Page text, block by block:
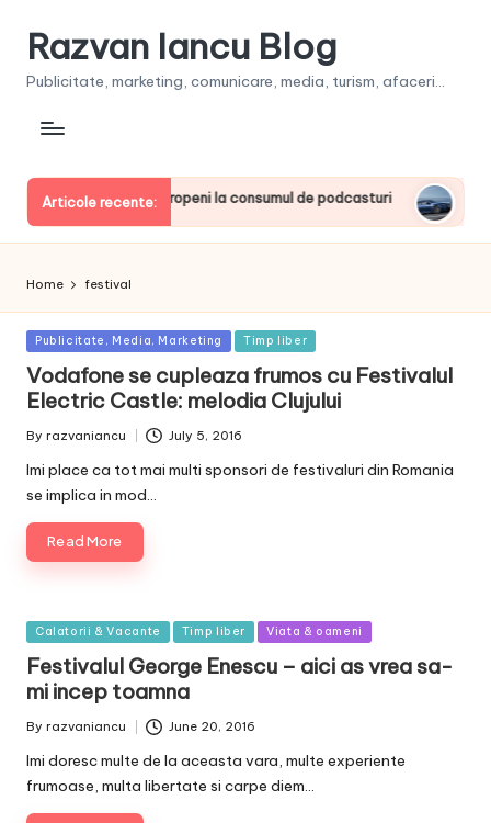
Razvan Iancu Blog
Publicitate, marketing, comunicare, media, turism, afaceri...
Articole recente:
printre liderii europeni la consumul de podcasturi Clienţii
June 20,
Home festival
Posted
Publicitate, Media, Marketing Timp liber
Vodafone se cupleaza frumos cu Festivalul
Electric Castle: melodia Clujului
Posted
By razvaniancu July 5, 2016
Imi place ca tot mai multi sponsori de festivaluri din Romania
se implica in mod…
Read More
Posted
Calatorii & Vacante Timp liber Viata & oameni
Festivalul George Enescu – aici as vrea sa-
mi incep toamna
Posted
By razvaniancu June 20, 2016
Imi doresc multe de la aceasta vara, multe experiente
frumoase, multa libertate si carpe diem…